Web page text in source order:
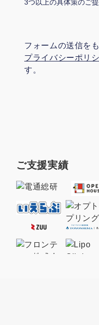
募集要項一覧
3つ以上の具体策のご
フォームの送信を
プライバシーポリ
す。
ご支援実績